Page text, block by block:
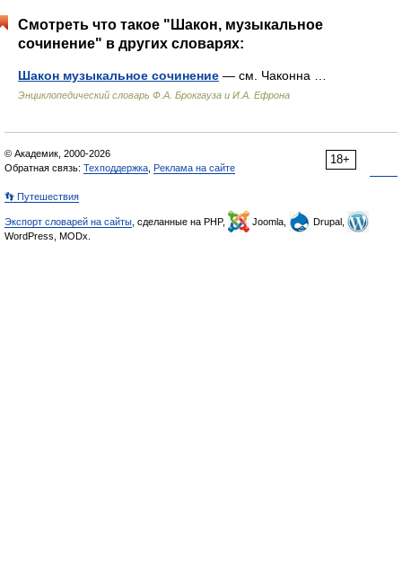
Смотреть что такое "Шакон, музыкальное
сочинение" в других словарях:
Шакон музыкальное сочинение — см. Чаконна …
Энциклопедический словарь Ф.А. Брокгауза и И.А. Ефрона
18+
© Академик, 2000-2026
Обратная связь: Техподдержка Реклама на сайте
👣 Путешествия
Экспорт словарей на сайты , сделанные на PHP, Joomla,
Drupal,
WordPress, MODx.